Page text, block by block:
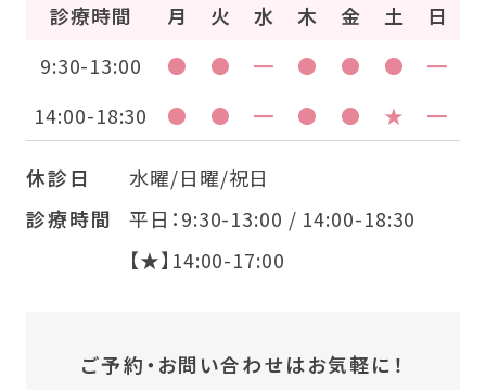
診療時間 月 火 水 木 金 土
日
9:30-13:00
● ● ━ ● ● ●
━
14:00-18:30
● ● ━ ● ● ★ ━
休診日
水曜/日曜/祝日
診療時間
平日：9:30-13:00 / 14:00-18:30
【★】14:00-17:00
ご予約・お問い合わせはお気軽に！